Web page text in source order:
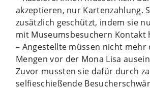
akzeptieren, nur Kartenzahlung.
zusätzlich geschützt, indem sie
mit Museumsbesuchern Kontakt
– Angestellte müssen nicht mehr
Mengen vor der Mona Lisa
Zuvor mussten sie dafür durch
selfieschießende